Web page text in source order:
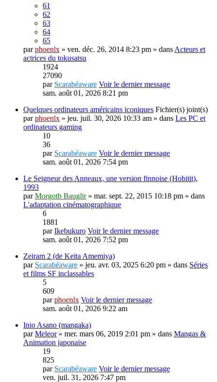
61
62
63
64
65
parphoenlx » ven. déc. 26, 2014 8:23 pm » dans Acteurs et
actrices du tokusatsu
1924
27090
par Scarabéaware Voir le dernier message
sam. août 01, 2026 8:21 pm
Quelques ordinateurs américains iconiques Fichier(s) joint(s)
parphoenlx » jeu. juil. 30, 2026 10:33 am » dans Les PC et
ordinateurs gaming
10
36
par Scarabéaware Voir le dernier message
sam. août 01, 2026 7:54 pm
Le Seigneur des Anneaux, une version finnoise (Hobitit),
1993
parMorgoth Bauglir» mar. sept. 22, 2015 10:18 pm » dans
L'adaptation cinématographique
6
1881
parIkebukuro Voir le dernier message
sam. août 01, 2026 7:52 pm
Zeiram 2 (de Keita Amemiya)
par Scarabéaware » jeu. avr. 03, 2025 6:20 pm » dans Séries
et films SF inclassables
5
609
parphoenlx Voir le dernier message
sam. août 01, 2026 9:22 am
Inio Asano (mangaka)
parMeleor» mer. mars 06, 2019 2:01 pm » dans Mangas &
Animation japonaise
19
825
par Scarabéaware Voir le dernier message
ven. juil. 31, 2026 7:47 pm